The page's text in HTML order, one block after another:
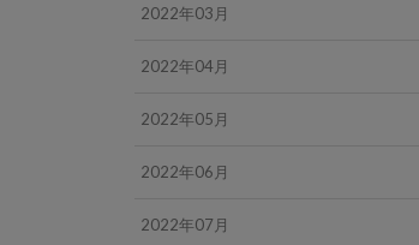
2022年03月
2022年04月
2022年05月
2022年06月
2022年07月